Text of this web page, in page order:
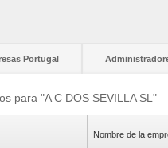
Portugal
para "A C DOS SEVILLA SL"
Nombre de la